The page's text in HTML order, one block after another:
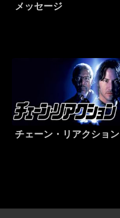
メッセージ
チェーン・リアクション